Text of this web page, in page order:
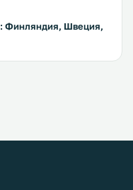
Финляндия, Швеция,